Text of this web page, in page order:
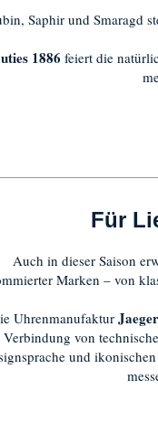
Saphir und Smaragd
1886 feiert die
Für
Auch in dieser Saison
Marken – von
Uhrenmanufaktur
Verbindung von
und